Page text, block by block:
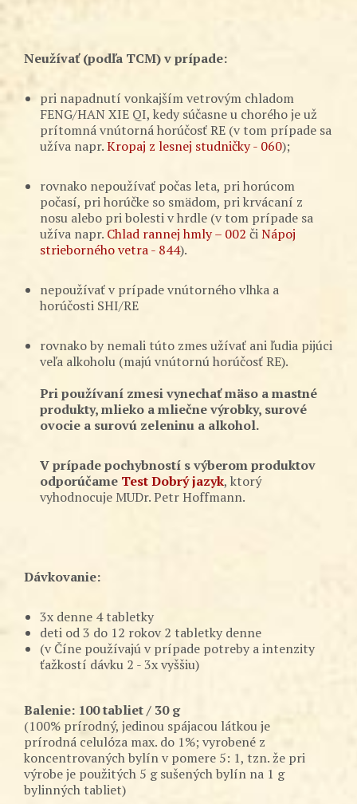
Neužívať (podľa TCM) v prípade:
pri napadnutí vonkajším vetrovým chladom
FENG/HAN XIE QI, kedy súčasne u chorého je už
prítomná vnútorná horúčosť RE (v tom prípade sa
užíva napr.Kropaj z lesnej studničky - 060);
rovnako nepoužívať počas leta, pri horúcom
počasí, pri horúčke so smädom, pri krvácaní z
nosu alebo pri bolesti v hrdle (v tom prípade sa
užíva napr. Chlad rannej hmly – 002 čiNápoj
strieborného vetra - 844).
nepoužívať v prípade vnútorného vlhka a
horúčosti SHI/RE
rovnako by nemali túto zmes užívať ani ľudia pijúci
veľa alkoholu (majú vnútornú horúčosť RE).
Pri používaní zmesi vynechať mäso a mastné
produkty, mlieko a mliečne výrobky, surové
ovocie a surovú zeleninu a alkohol.
V prípade pochybností s výberom produktov
odporúčame Test Dobrý jazyk, ktorý
vyhodnocuje MUDr. Petr Hoffmann.
Dávkovanie:
3x denne 4 tabletky
deti od 3 do 12 rokov 2 tabletky denne
(v Číne používajú v prípade potreby a intenzity
ťažkostí dávku 2 - 3x vyššiu)
Balenie: 100 tabliet / 30 g
(100% prírodný, jedinou spájacou látkou je
prírodná celulóza max. do 1%; vyrobené z
koncentrovaných bylín v pomere 5: 1, tzn. že pri
výrobe je použitých 5 g sušených bylín na 1 g
bylinných tabliet)